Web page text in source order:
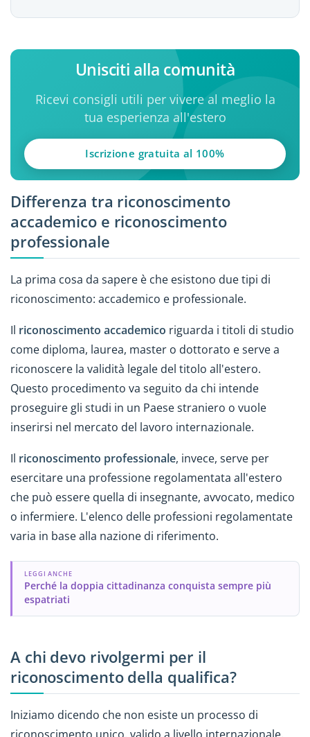
Unisciti alla comunità
Ricevi consigli utili per vivere al meglio la
tua esperienza all'estero
Iscrizione gratuita al 100%
Differenza tra riconoscimento
accademico e riconoscimento
professionale
La prima cosa da sapere è che esistono due tipi di
riconoscimento: accademico e professionale.
Il riconoscimento accademico riguarda i titoli di studio
come diploma, laurea, master o dottorato e serve a
riconoscere la validità legale del titolo all'estero.
Questo procedimento va seguito da chi intende
proseguire gli studi in un Paese straniero o vuole
inserirsi nel mercato del lavoro internazionale.
Il riconoscimento professionale, invece, serve per
esercitare una professione regolamentata all'estero
che può essere quella di insegnante, avvocato, medico
o infermiere. L'elenco delle professioni regolamentate
varia in base alla nazione di riferimento.
LEGGI ANCHE
Perché la doppia cittadinanza conquista sempre più
espatriati
A chi devo rivolgermi per il
riconoscimento della qualifica?
Iniziamo dicendo che non esiste un processo di